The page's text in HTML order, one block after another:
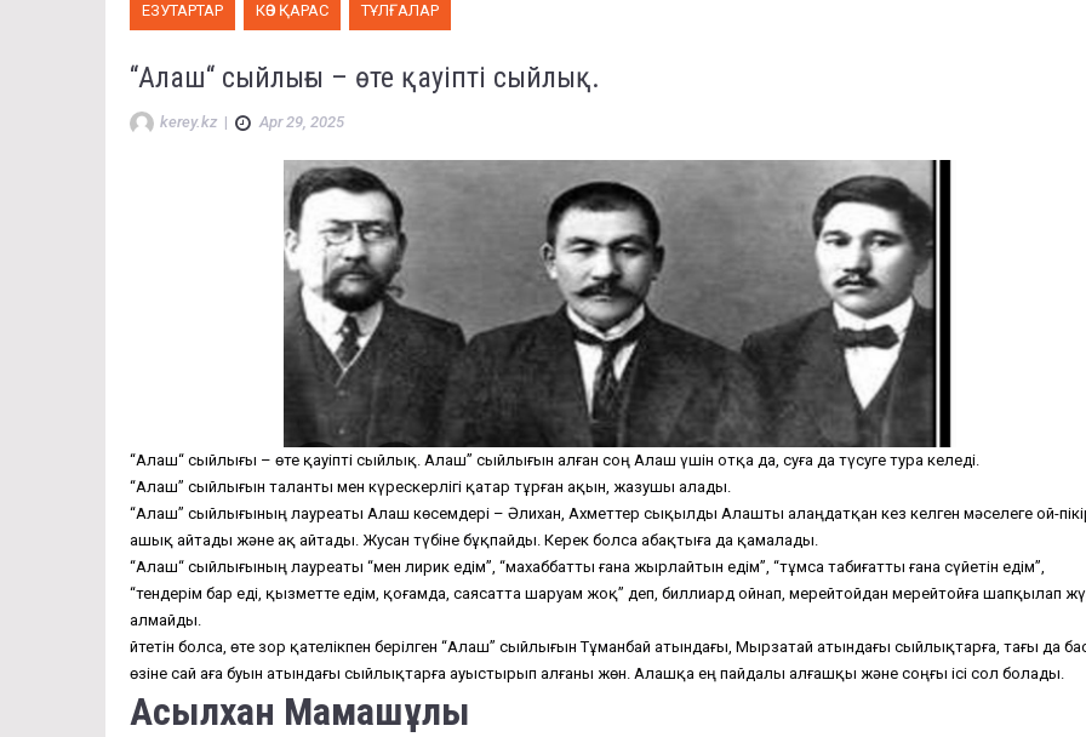
ЕЗУТАРТАР КӨЗ ҚАРАС ТҰЛҒАЛАР
“Алаш“ сыйлығы – өте қауіпті сыйлық.
kerey.kz | Apr 29, 2025
“Алаш“ сыйлығы – өте қауіпті сыйлық. Алаш” сыйлығын алған соң Алаш үшін отқа да, суға да түсуге тура келеді.
“Алаш” сыйлығын таланты мен күрескерлігі қатар тұрған ақын, жазушы алады.
“Алаш” сыйлығының лауреаты Алаш көсемдері – Әлихан, Ахметтер сықылды Алашты алаңдатқан кез келген мәселеге ой-
ашық айтады және ақ айтады. Жусан түбіне бұқпайды. Керек болса абақтыға да қамалады.
“Алаш“ сыйлығының лауреаты “мен лирик едім”, “махаббатты ғана жырлайтын едім”, “тұмса табиғатты ғана сүйетін едім”,
“тендерім бар еді, қызметте едім, қоғамда, саясатта шаруам жоқ” деп, биллиард ойнап, мерейтойдан мерейтойға шапқылап
алмайды.
Өйтетін болса, өте зор қателікпен берілген “Алаш” сыйлығын Тұманбай атындағы, Мырзатай атындағы сыйлықтарға, тағы да
өзіне сай аға буын атындағы сыйлықтарға ауыстырып алғаны жөн. Алашқа ең пайдалы алғашқы және соңғы ісі сол болады.
Асылхан Мамашұлы